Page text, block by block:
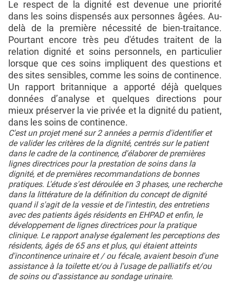
Le respect de la dignité est devenue une priorité
dans les soins dispensés aux personnes âgées. Au-
delà de la première nécessité de bien-traitance.
Pourtant encore très peu d'études traitent de la
relation dignité et soins personnels, en particulier
lorsque que ces soins impliquent des questions et
des sites sensibles, comme les soins de continence.
Un rapport britannique a apporté déjà quelques
données d’analyse et quelques directions pour
mieux préserver la vie privée et la dignité du patient,
dans les soins de continence.
C'est un projet mené sur 2 années a permis d'identifier et
de valider les critères de la dignité, centrés sur le patient
dans le cadre de la continence, d'élaborer de premières
lignes directrices pour la prestation de soins dans la
dignité, et de premières recommandations de bonnes
pratiques. L'étude s'est déroulée en 3 phases, une recherche
dans la littérature de la définition du concept de dignité
quand il s'agit de la vessie et de l'intestin, des entretiens
avec des patients âgés résidents en EHPAD et enfin, le
développement de lignes directrices pour la pratique
clinique. Le rapport analyse également les perceptions des
résidents, âgés de 65 ans et plus, qui étaient atteints
d'incontinence urinaire et / ou fécale, avaient besoin d'une
assistance à la toilette et/ou à l'usage de palliatifs et/ou
de soins ou d'assistance au sondage urinaire.